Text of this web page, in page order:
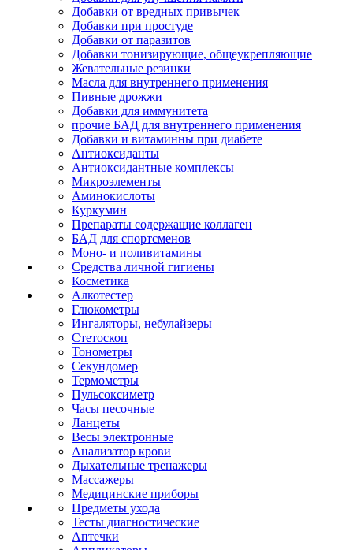
Добавки от вредных привычек
Добавки при простуде
Добавки от паразитов
Добавки тонизирующие, общеукрепляющие
Жевательные резинки
Масла для внутреннего применения
Пивные дрожжи
Добавки для иммунитета
прочие БАД для внутреннего применения
Добавки и витаминны при диабете
Антиоксиданты
Антиоксидантные комплексы
Микроэлементы
Аминокислоты
Куркумин
Препараты содержащие коллаген
БАД для спортсменов
Моно- и поливитамины
Средства личной гигиены
Косметика
Алкотестер
Глюкометры
Ингаляторы, небулайзеры
Стетоскоп
Тонометры
Секундомер
Термометры
Пульсоксиметр
Часы песочные
Ланцеты
Весы электронные
Анализатор крови
Дыхательные тренажеры
Массажеры
Медицинские приборы
Предметы ухода
Тесты диагностические
Аптечки